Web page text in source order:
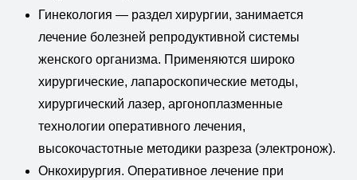
Гинекология — раздел хирургии, занимается
лечение болезней репродуктивной системы
женского организма. Применяются широко
хирургические, лапароскопические методы,
хирургический лазер, аргоноплазменные
технологии оперативного лечения,
высокочастотные методики разреза (электронож).
Онкохирургия. Оперативное лечение при